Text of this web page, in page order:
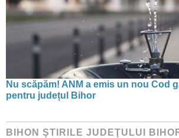
Nu scăpăm! ANM a emis un nou Cod
pentru județul Bihor
BIHON ŞTIRILE JUDEŢULUI